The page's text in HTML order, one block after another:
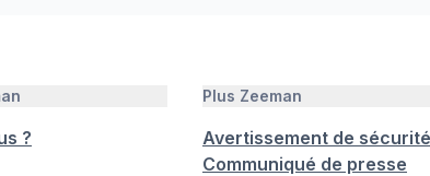
?
Plus Zeeman
Avertissement de sécurité
Communiqué de presse